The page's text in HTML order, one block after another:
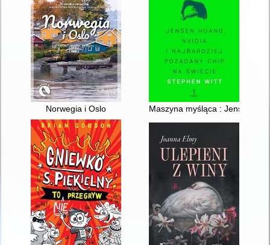
Norwegia i Oslo Maszyna myśląca : Jensen